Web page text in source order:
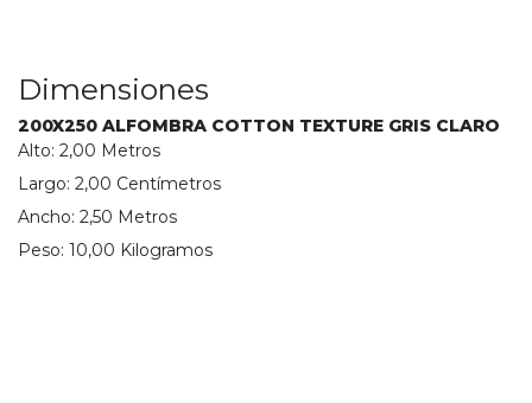
Dimensiones
200X250 ALFOMBRA COTTON TEXTURE GRIS CLARO
Alto: 2,00 Metros
Largo: 2,00 Centímetros
Ancho: 2,50 Metros
Peso: 10,00 Kilogramos